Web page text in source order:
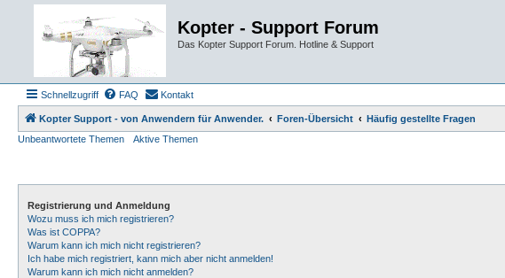
Kopter - Support Forum
Das Kopter Support Forum. Hotline & Support
Schnellzugriff FAQ Kontakt
Kopter Support - von Anwendern für Anwender. Foren-Übersicht
Häufig gestellte Fragen
Unbeantwortete Themen
Aktive Themen
Registrierung und Anmeldung
Wozu muss ich mich registrieren?
Was ist COPPA?
Warum kann ich mich nicht registrieren?
Ich habe mich registriert, kann mich aber nicht anmelden!
Warum kann ich mich nicht anmelden?